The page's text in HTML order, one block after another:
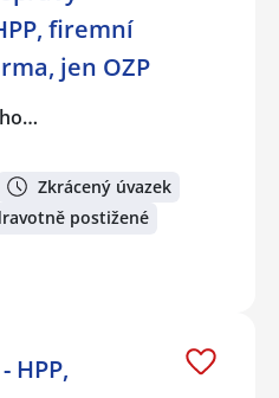
firemní
jen OZP
Zkrácený úvazek
postižené
HPP,